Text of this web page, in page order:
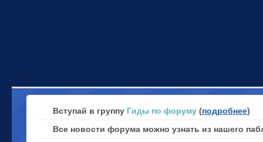
Вступай в группу Гиды по форуму (подробнее)
Все новости форума можно узнать из нашего